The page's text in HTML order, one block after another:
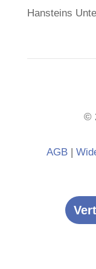
Hansteins
©
AGB |